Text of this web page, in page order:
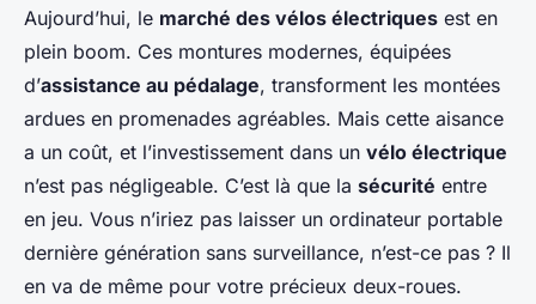
Aujourd’hui, le marché des vélos électriques est en
plein boom. Ces montures modernes, équipées
d’assistance au pédalage, transforment les montées
ardues en promenades agréables. Mais cette aisance
a un coût, et l’investissement dans un vélo électrique
n’est pas négligeable. C’est là que la sécurité entre
en jeu. Vous n’iriez pas laisser un ordinateur portable
dernière génération sans surveillance, n’est-ce pas ? Il
en va de même pour votre précieux deux-roues.